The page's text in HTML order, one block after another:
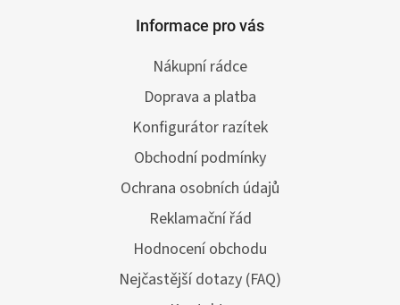
Informace pro vás
Nákupní rádce
Doprava a platba
Konfigurátor razítek
Obchodní podmínky
Ochrana osobních údajů
Reklamační řád
Hodnocení obchodu
Nejčastější dotazy (FAQ)